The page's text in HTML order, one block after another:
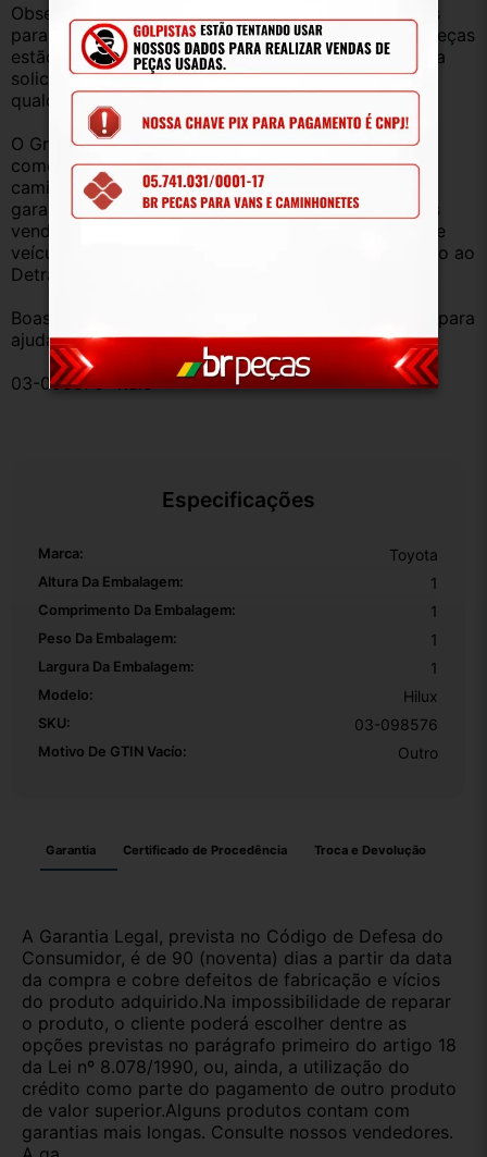
Observação: Considerando que recebemos veículos
para retirada de peças diariamente, nem todas as peças
estão anunciadas, desta forma, fique à vontade para
solicitar qualquer peça, de qualquer veículo, em
qualquer um de nossos anúncios.
O Grupo Br Truck Peças está há 25 anos
comercializando peças para caminhões, vans,
caminhonetes, automóveis e utilitários. Todas com
garantia de procedência e funcionamento. Produtos
vendidos somente com Nota Fiscal e proveniente de
veículo sucata – TODOS devidamente baixados junto ao
Detran.
Boas compras e sempre que precisar estamos aqui para
ajudar!
03-098576- Ítalo
Especificações
Marca: Toyota
Altura Da Embalagem: 1
Comprimento Da Embalagem: 1
Peso Da Embalagem: 1
Largura Da Embalagem: 1
Modelo: Hilux
SKU: 03-098576
Motivo De GTIN Vacío: Outro
Garantia Certificado de Procedência Troca e Devolução
A Garantia Legal, prevista no Código de Defesa do
Consumidor, é de 90 (noventa) dias a partir da data
da compra e cobre defeitos de fabricação e vícios
do produto adquirido.Na impossibilidade de reparar
o produto, o cliente poderá escolher dentre as
opções previstas no parágrafo primeiro do artigo 18
da Lei nº 8.078/1990, ou, ainda, a utilização do
crédito como parte do pagamento de outro produto
de valor superior.Alguns produtos contam com
garantias mais longas. Consulte nossos vendedores.